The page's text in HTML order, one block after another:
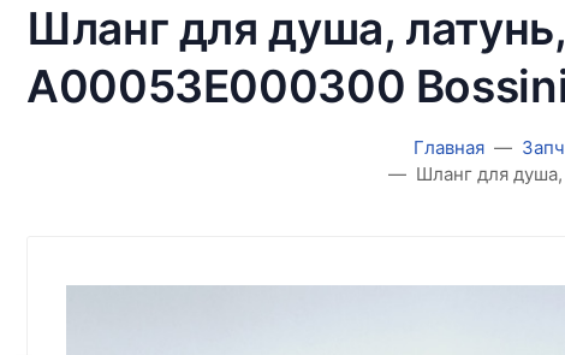
Шланг для душа,
A00053E000300
Главная
Шланг для душа,